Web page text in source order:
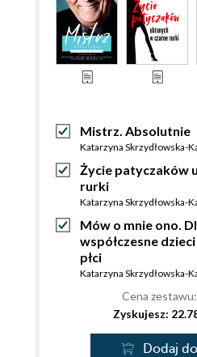
Mistrz. Absolutnie
Katarzyna Skrzydłowska-
Życie patyczaków
rurki
Katarzyna Skrzydłowska-
Mów o mnie ono.
współczesne
płci
Katarzyna Skrzydłowska-
Cena zestawu:
Zyskujesz:
Dodaj